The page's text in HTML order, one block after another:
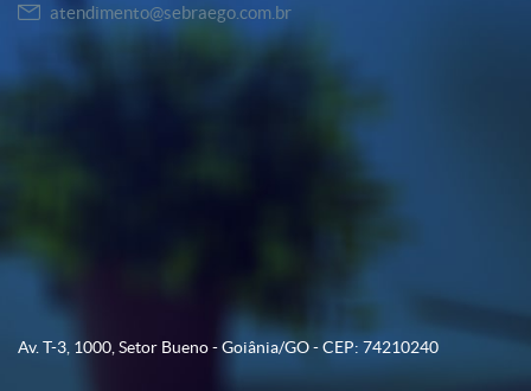
atendimento@sebraego.com.br
Av. T-3, 1000, Setor Bueno - Goiânia/GO - CEP: 74210240